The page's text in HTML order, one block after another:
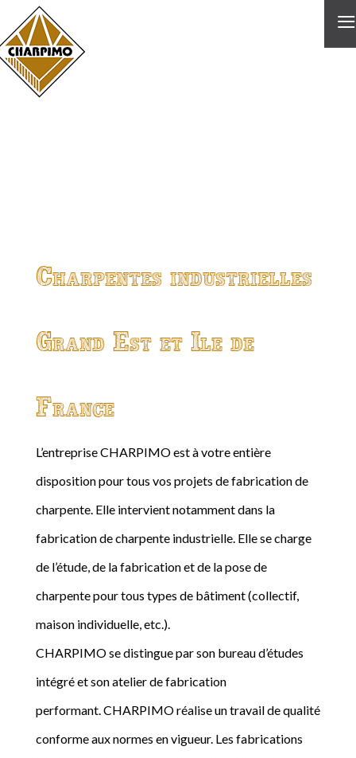
≡
Charpentes industrielles
Grand Est et Ile de
France
L’entreprise CHARPIMO est à votre entière
disposition pour tous vos projets de fabrication de
charpente. Elle intervient notamment dans la
fabrication de charpente industrielle. Elle se charge
de l’étude, de la fabrication et de la pose de
charpente pour tous types de bâtiment (collectif,
maison individuelle, etc.).
CHARPIMO se distingue par son bureau d’études
intégré et son atelier de fabrication
performant. CHARPIMO réalise un travail de qualité
conforme aux normes en vigueur. Les fabrications